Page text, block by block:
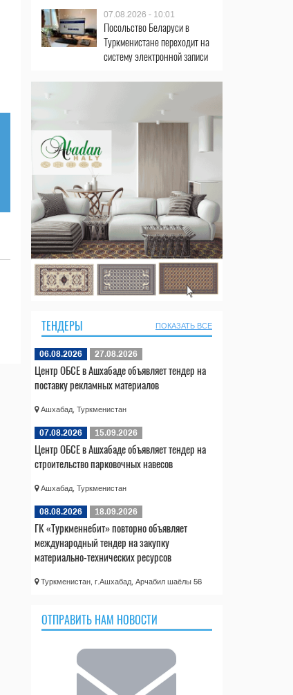
07.08.2026 - 10:01
Посольство Беларуси в
Туркменистане переходит на
систему электронной записи
ТЕНДЕРЫ ПОКАЗАТЬ ВСЕ
06.08.2026 27.08.2026
Центр ОБСЕ в Ашхабаде объявляет тендер на
поставку рекламных материалов
Ашхабад, Туркменистан
07.08.2026 15.09.2026
Центр ОБСЕ в Ашхабаде объявляет тендер на
строительство парковочных навесов
Ашхабад, Туркменистан
08.08.2026 18.09.2026
ГК «Туркменнебит» повторно объявляет
международный тендер на закупку
материально-технических ресурсов
Туркменистан, г.Ашхабад, Арчабил шаёлы 56
ОТПРАВИТЬ НАМ НОВОСТИ